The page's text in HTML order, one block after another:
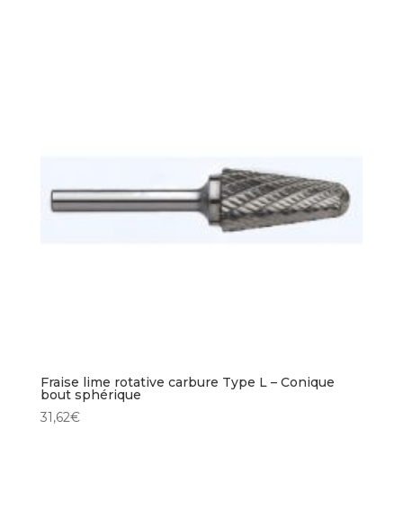
Fraise lime rotative carbure Type L – Conique
bout sphérique
31,62€